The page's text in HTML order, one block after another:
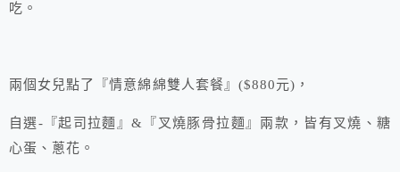
吃。
兩個女兒點了『情意綿綿雙人套餐』($880元)，
自選-『起司拉麵』&『叉燒豚骨拉麵』兩款，皆有叉燒、糖
心蛋、蔥花。